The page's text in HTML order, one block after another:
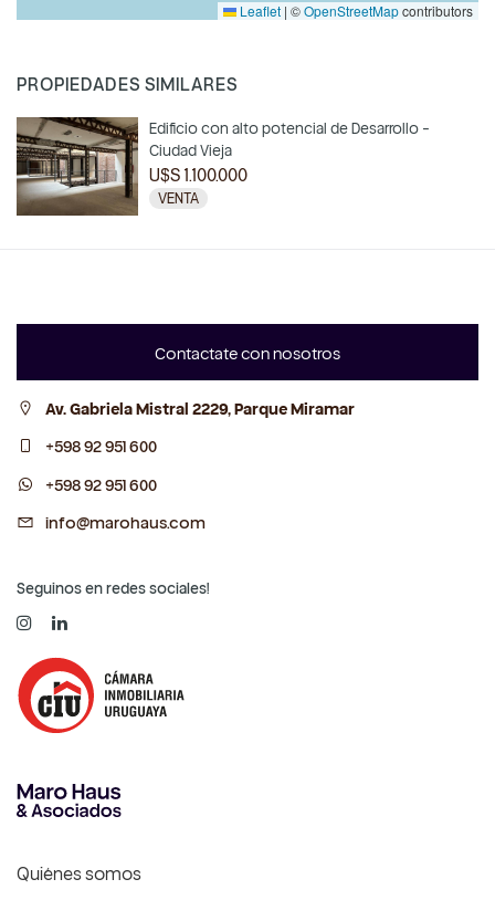
Leaflet | ©OpenStreetMapcontributors
PROPIEDADES SIMILARES
Edificio con alto potencial de Desarrollo -
Ciudad Vieja
U$S 1.100.000
VENTA
Contactate con nosotros
Av. Gabriela Mistral 2229, Parque Miramar
+598 92 951 600
+598 92 951 600
info@marohaus.com
Seguinos en redes sociales!
Quiénes somos